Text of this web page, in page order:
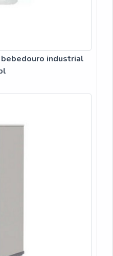
industrial